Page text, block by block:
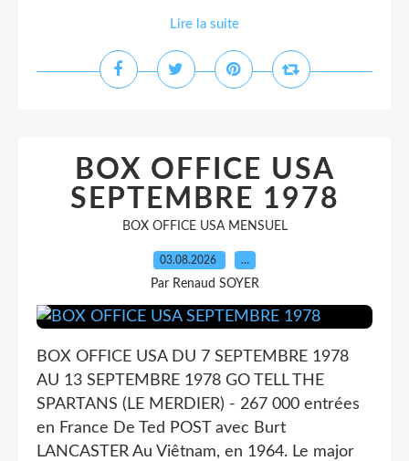
Lire la suite
BOX OFFICE USA
SEPTEMBRE 1978
BOX OFFICE USA MENSUEL
03.08.2026 …
Par Renaud SOYER
BOX OFFICE USA DU 7 SEPTEMBRE 1978
AU 13 SEPTEMBRE 1978 GO TELL THE
SPARTANS (LE MERDIER) - 267 000 entrées
en France De Ted POST avec Burt
LANCASTER Au Viêtnam, en 1964. Le major